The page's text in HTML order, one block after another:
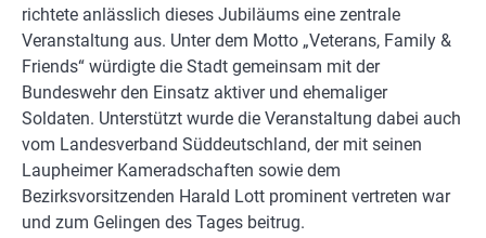
richtete anlässlich dieses Jubiläums eine zentrale
Veranstaltung aus. Unter dem Motto „Veterans, Family &
Friends“ würdigte die Stadt gemeinsam mit der
Bundeswehr den Einsatz aktiver und ehemaliger
Soldaten. Unterstützt wurde die Veranstaltung dabei auch
vom Landesverband Süddeutschland, der mit seinen
Laupheimer Kameradschaften sowie dem
Bezirksvorsitzenden Harald Lott prominent vertreten war
und zum Gelingen des Tages beitrug.